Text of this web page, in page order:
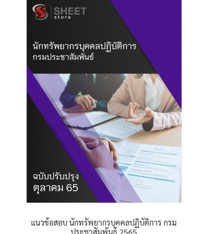
แนวข้อสอบ นักทรัพยากรบุคคลปฏิบัติการ กรม
ประชาสัมพันธ์ 2565